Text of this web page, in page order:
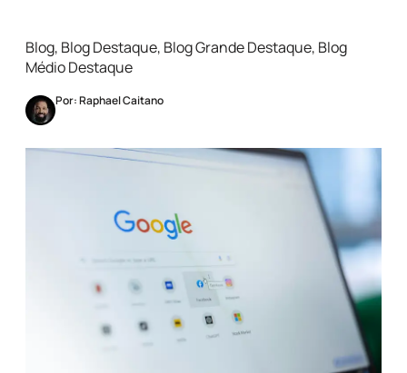
Blog, Blog Destaque, Blog Grande Destaque, Blog
Médio Destaque
Por: Raphael Caitano